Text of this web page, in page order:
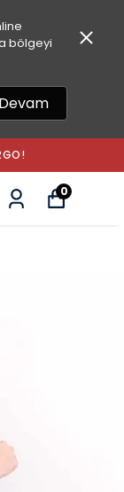
bölgeyi
Devam
0